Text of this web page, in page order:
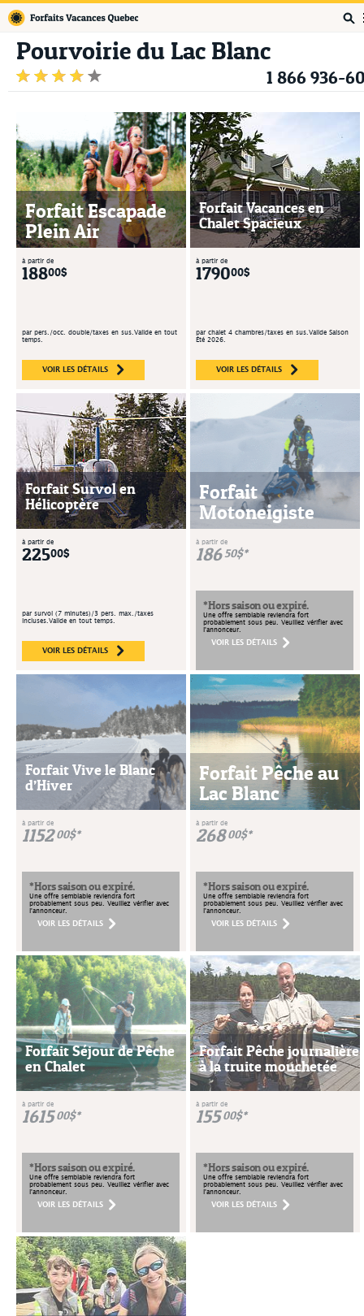
Pourvoirie du Lac Blanc
1 866 936-
Forfait Escapade
Plein Air
à partir de
18800$
par pers./occ. double/taxes en sus.Valide en tout
temps.
VOIR LES DÉTAILS
Forfait Vacances en
Chalet Spacieux
à partir de
179000$
par chalet 4 chambres/taxes en sus.Valide Saison
Été 2026.
VOIR LES DÉTAILS
Forfait Survol en
Hélicoptère
à partir de
22500$
par survol (7 minutes)/3 pers. max./taxes
incluses.Valide en tout temps.
VOIR LES DÉTAILS
Forfait
Motoneigiste
à partir de
18650$*
*Hors saison ou expiré.
Une offre semblable reviendra fort
probablement sous peu. Veuillez vérifier avec
l'annonceur.
VOIR LES DÉTAILS
Forfait Vive le Blanc
d’Hiver
à partir de
1152 00$*
*Hors saison ou expiré.
Une offre semblable reviendra fort
probablement sous peu. Veuillez vérifier avec
l'annonceur.
VOIR LES DÉTAILS
Forfait Pêche au
Lac Blanc
à partir de
268 00$*
*Hors saison ou expiré.
Une offre semblable reviendra fort
probablement sous peu. Veuillez vérifier avec
l'annonceur.
VOIR LES DÉTAILS
Forfait Séjour de Pêche
en Chalet
à partir de
1615 00$*
*Hors saison ou expiré.
Une offre semblable reviendra fort
probablement sous peu. Veuillez vérifier avec
l'annonceur.
VOIR LES DÉTAILS
Forfait Pêche journalière
à la truite mouchetée
à partir de
155 00$*
*Hors saison ou expiré.
Une offre semblable reviendra fort
probablement sous peu. Veuillez vérifier avec
l'annonceur.
VOIR LES DÉTAILS